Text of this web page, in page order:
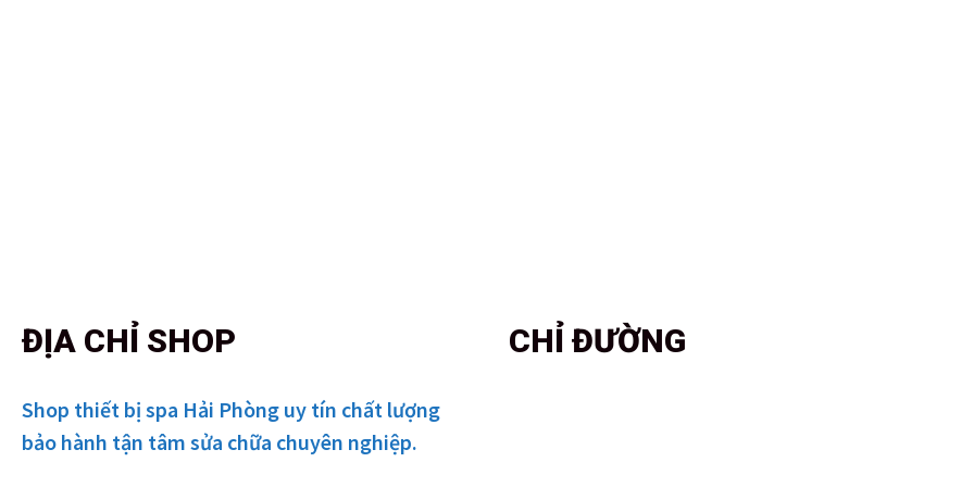
ĐỊA CHỈ SHOP
Shop thiết bị spa Hải Phòng uy tín chất lượng
bảo hành tận tâm sửa chữa chuyên nghiệp.
CHỈ ĐƯỜNG